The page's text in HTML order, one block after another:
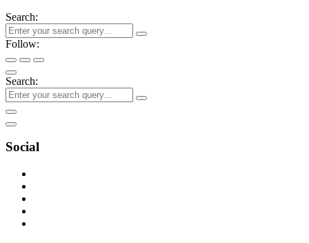
Search:
Follow:
Search:
Social